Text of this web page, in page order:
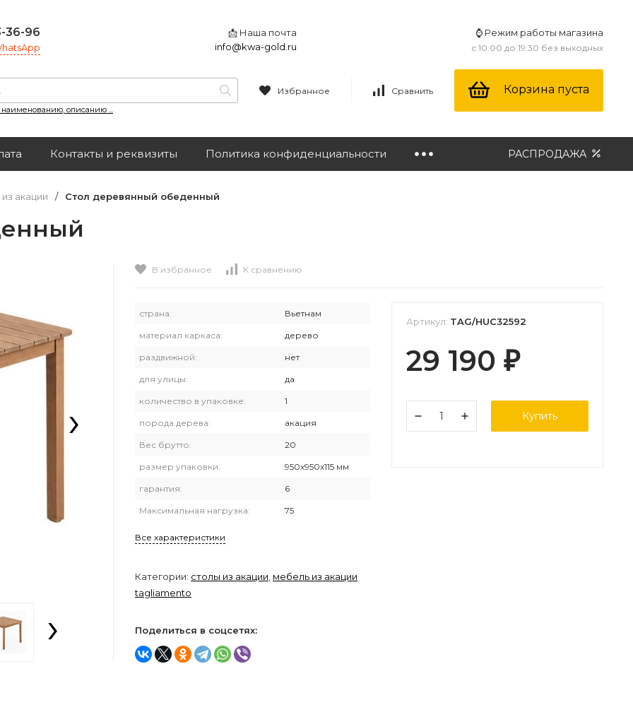
36-96
📩 Наша почта
info@kwa-gold.ru
⌚ Режим работы магазина
с 10:00 до 19:30 без выходных
наименованию, описанию ...
Избранное Сравнить Корзина пуста
Контакты и реквизиты Политика конфиденциальности РАСПРОДАЖА
акации / Стол деревянный обеденный
›
›
В избранное К сравнению
страна: Вьетнам
материал каркаса: дерево
раздвижной: нет
для улицы: да
количество в упаковке: 1
порода дерева: акация
Вес брутто: 20
размер упаковки: 950х950х115 мм
гарантия: 6
Максимальная нагрузка: 75
Все характеристики
Категории: столы из акации мебель из акации
tagliamento
Поделиться в соцсетях:
Артикул: TAG/HUC32592
29 190 ₽
Купить